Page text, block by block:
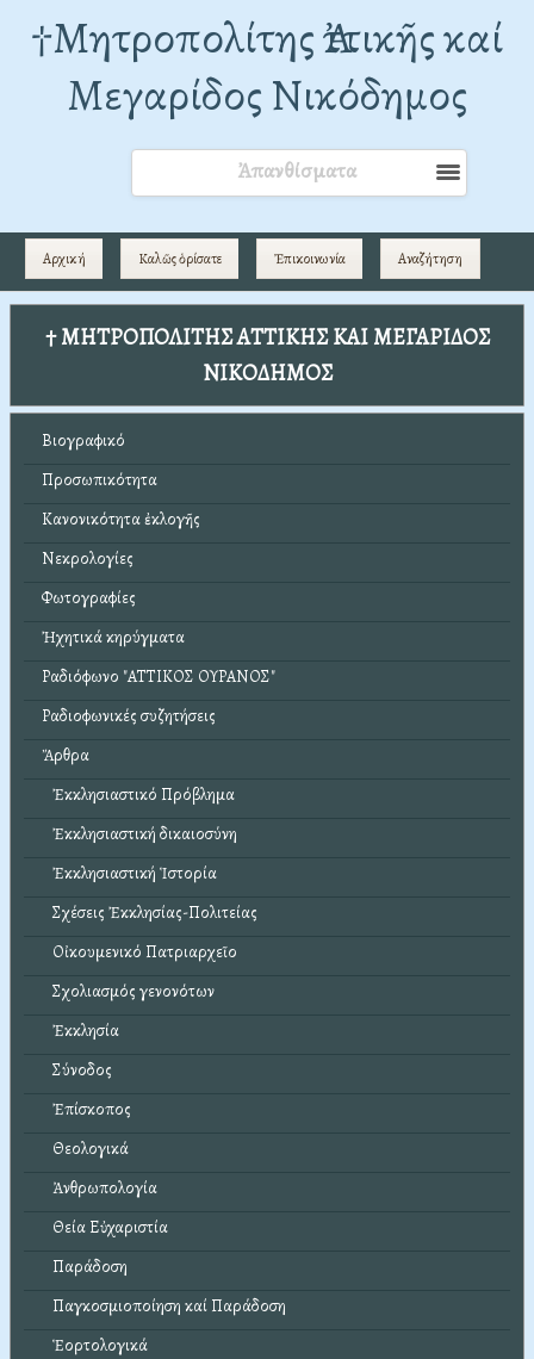
†Mητροπολίτης Ἀττικῆς καί
Μεγαρίδος Νικόδημος
Ἀπανθίσματα
Αρχική Καλῶς ὁρίσατε Ἐπικοινωνία Αναζήτηση
† ΜΗΤΡΟΠΟΛΙΤΗΣ ΑΤΤΙΚΗΣ ΚΑΙ ΜΕΓΑΡΙΔΟΣ
ΝΙΚΟΔΗΜΟΣ
Βιογραφικό
Προσωπικότητα
Κανονικότητα ἐκλογῆς
Νεκρολογίες
Φωτογραφίες
Ἠχητικά κηρύγματα
Ραδιόφωνο "ΑΤΤΙΚΟΣ ΟΥΡΑΝΟΣ"
Ραδιοφωνικές συζητήσεις
Ἄρθρα
Ἐκκλησιαστικό Πρόβλημα
Ἐκκλησιαστική δικαιοσύνη
Ἐκκλησιαστική Ἱστορία
Σχέσεις Ἐκκλησίας-Πολιτείας
Οἰκουμενικό Πατριαρχεῖο
Σχολιασμός γενονότων
Ἐκκλησία
Σύνοδος
Ἐπίσκοπος
Θεολογικά
Ἀνθρωπολογία
Θεία Εὐχαριστία
Παράδοση
Παγκοσμιοποίηση καί Παράδοση
Ἑορτολογικά